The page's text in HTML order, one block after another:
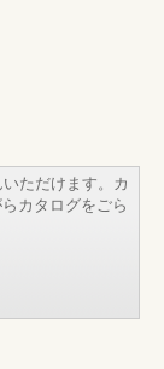
ただけます。カ
カタログをごら